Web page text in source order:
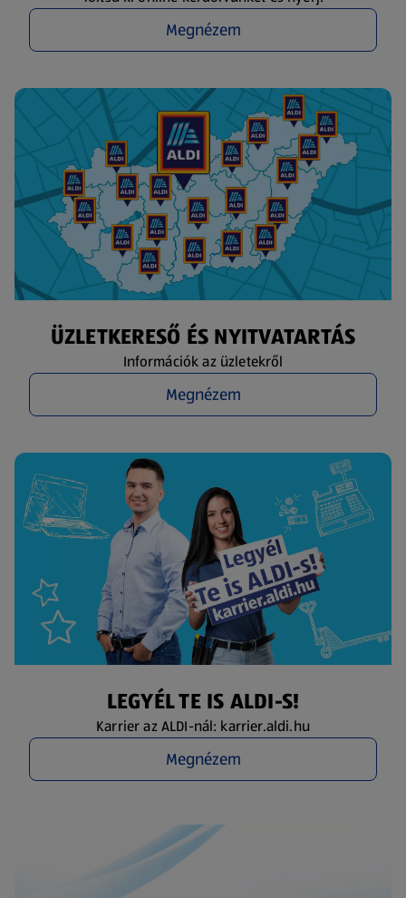
Megnézem
ÜZLETKERESŐ ÉS NYITVATARTÁS
Információk az üzletekről
Megnézem
LEGYÉL TE IS ALDI-S!
Karrier az ALDI-nál: karrier.aldi.hu
Megnézem